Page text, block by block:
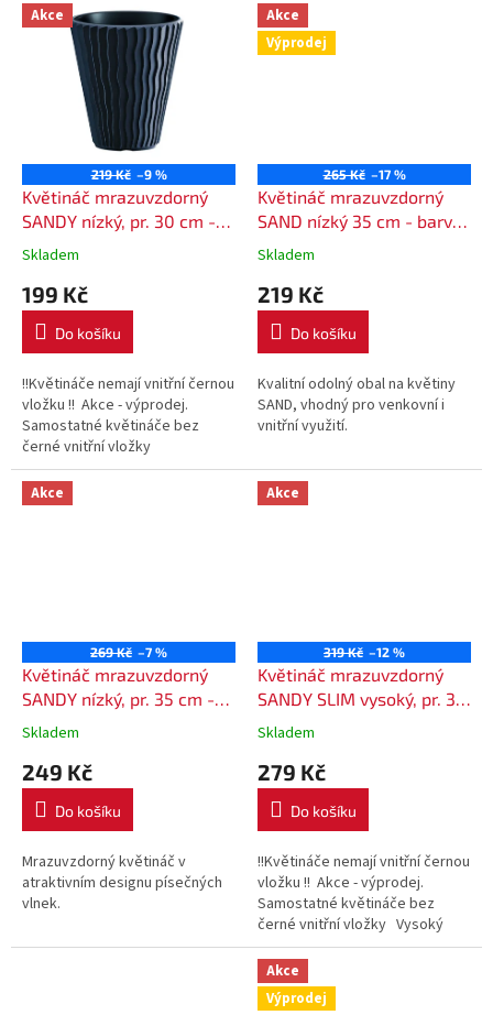
Akce
219 Kč –9 %
Květináč mrazuvzdorný
SANDY nízký, pr. 30 cm -
barva antracit (S433)
Skladem
199 Kč
Do košíku
!!Květináče nemají vnitřní černou
vložku !! Akce - výprodej.
Samostatné květináče bez
černé vnitřní vložky
Mrazuvzdorný květináč
zdobený vertikálními vlnkami
ozdobí...
Akce
Výprodej
265 Kč –17 %
Květináč mrazuvzdorný
SAND nízký 35 cm - barva
mocca
Skladem
219 Kč
Do košíku
Kvalitní odolný obal na květiny
SAND, vhodný pro venkovní i
vnitřní využití.
Akce
269 Kč –7 %
Květináč mrazuvzdorný
SANDY nízký, pr. 35 cm -
barva bílá (S449)
Skladem
249 Kč
Do košíku
Mrazuvzdorný květináč v
atraktivním designu písečných
vlnek.
Akce
319 Kč –12 %
Květináč mrazuvzdorný
SANDY SLIM vysoký, pr. 30
cm - barva antracit (S433)
Skladem
279 Kč
Do košíku
!!Květináče nemají vnitřní černou
vložku !! Akce - výprodej.
Samostatné květináče bez
černé vnitřní vložky Vysoký
elegantní květináč se zajímavou
vlnitou...
Akce
Výprodej